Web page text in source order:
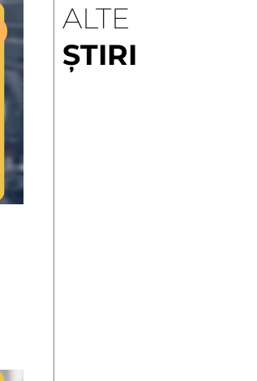
ALTE
ȘTIRI